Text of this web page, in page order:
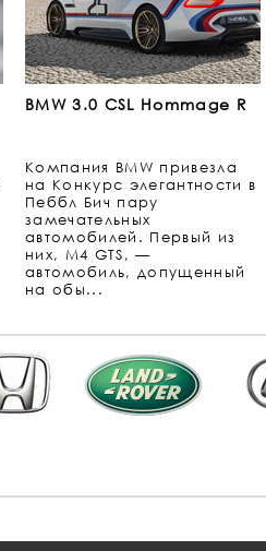
BMW 3.0 CSL Hommage R
Компания BMW привезла
на Конкурс элегантности в
Пеббл Бич пару
замечательных
автомобилей. Первый из
них, M4 GTS, —
автомобиль, допущенный
на обы...